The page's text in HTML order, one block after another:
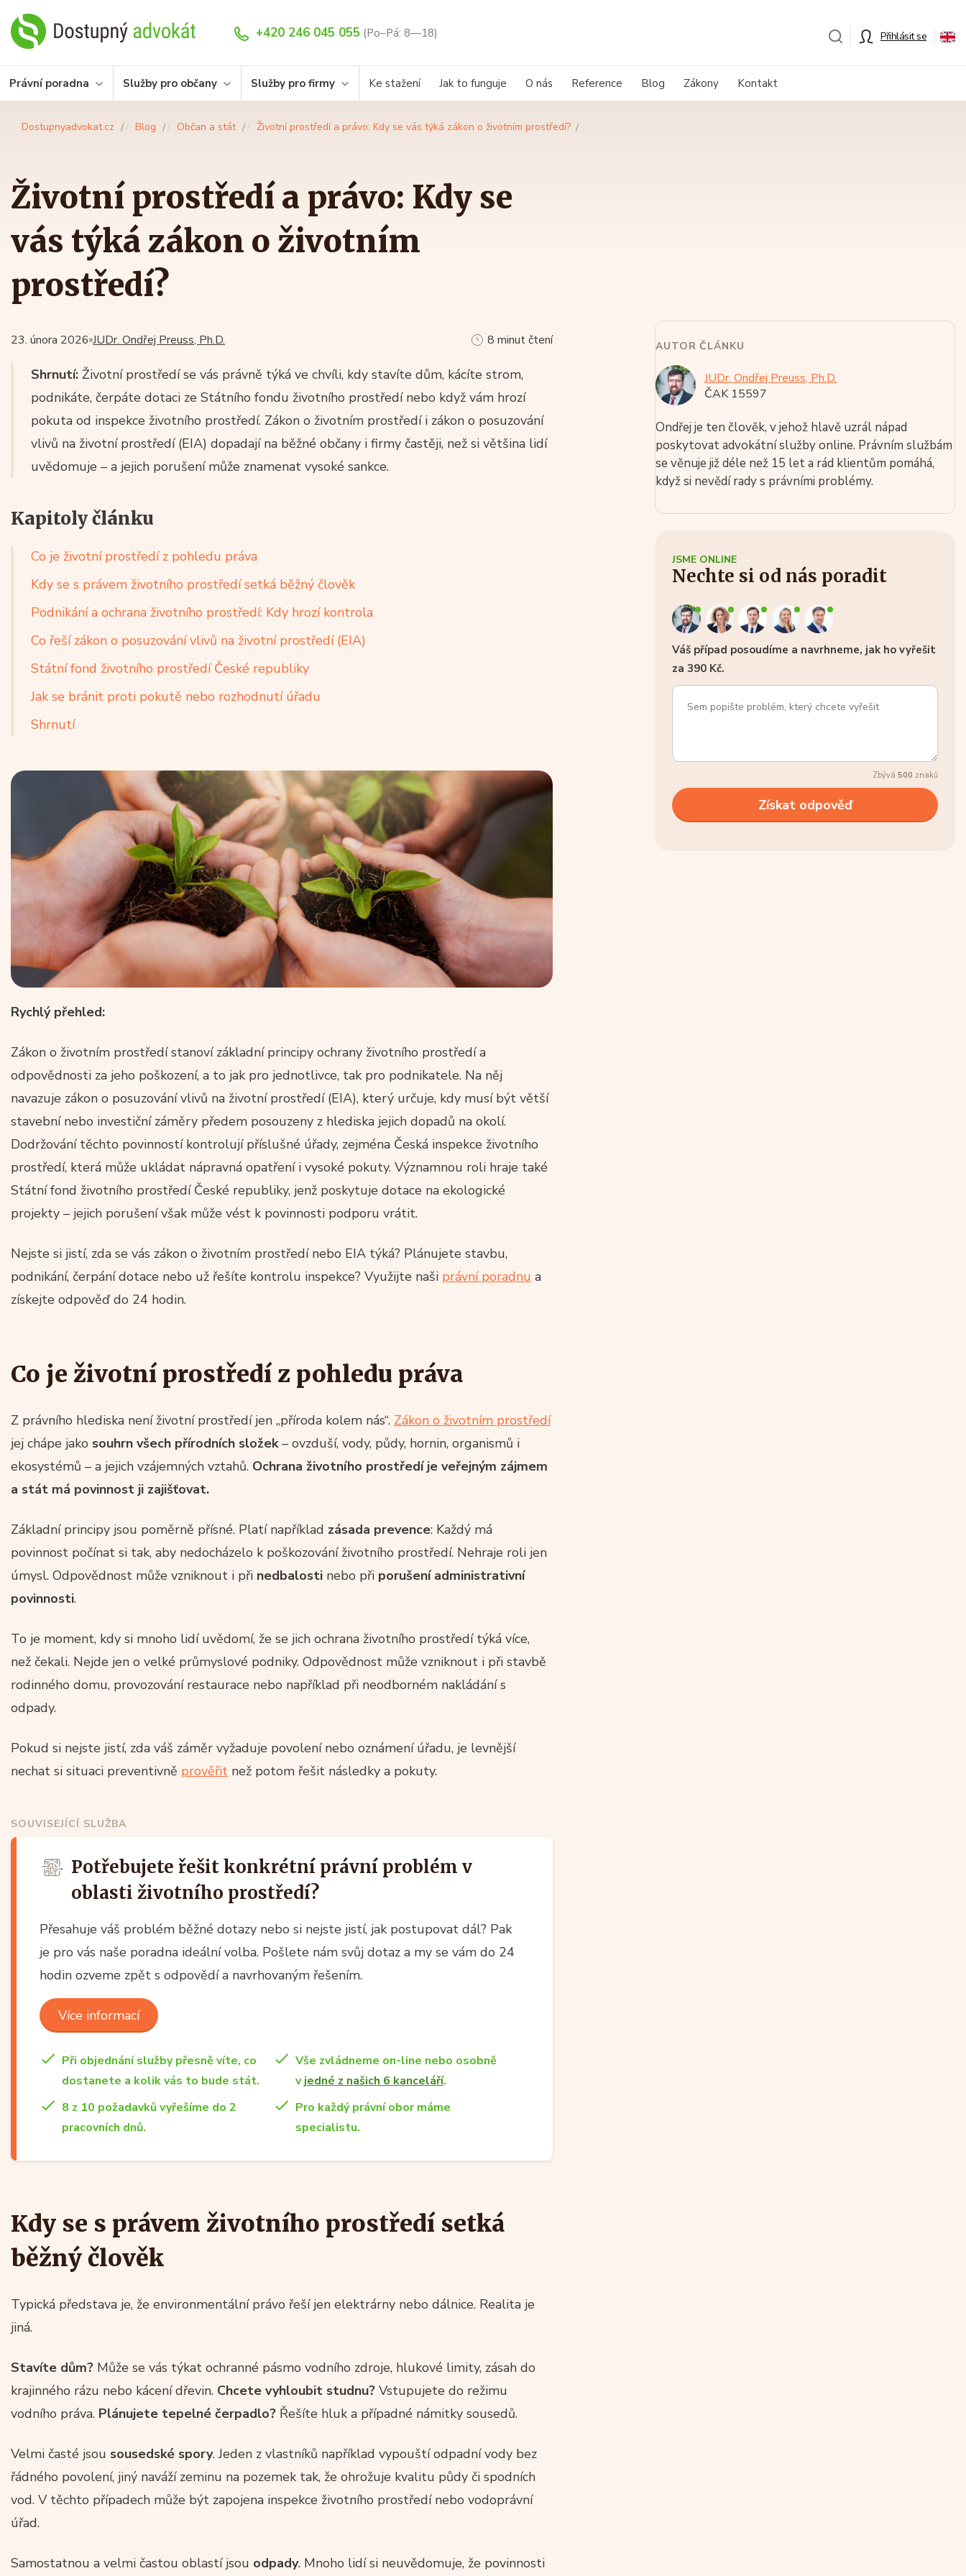
+420 246 045 055 (Po–Pá: 8—18) Přihlásit se
Právní poradna Služby pro občany Služby pro firmy Ke stažení Jak to funguje O nás Reference Blog Zákony Kontakt
Dostupnyadvokat.cz Blog Občan a stát Životní prostředí a právo: Kdy se vás týká zákon o životním prostředí?
Životní prostředí a právo: Kdy se
vás týká zákon o životním
prostředí?
JUDr. Ondřej Preuss, Ph.D.
23. února 2026 8 minut čtení
Shrnutí: Životní prostředí se vás právně týká ve chvíli, kdy stavíte dům, kácíte strom,
podnikáte, čerpáte dotaci ze Státního fondu životního prostředí nebo když vám hrozí
pokuta od inspekce životního prostředí. Zákon o životním prostředí i zákon o posuzování
vlivů na životní prostředí (EIA) dopadají na běžné občany i firmy častěji, než si většina lidí
uvědomuje – a jejich porušení může znamenat vysoké sankce.
Kapitoly článku
Co je životní prostředí z pohledu práva
Kdy se s právem životního prostředí setká běžný člověk
Podnikání a ochrana životního prostředí: Kdy hrozí kontrola
Co řeší zákon o posuzování vlivů na životní prostředí (EIA)
Státní fond životního prostředí České republiky
Jak se bránit proti pokutě nebo rozhodnutí úřadu
Shrnutí
Rychlý přehled:
Zákon o životním prostředí stanoví základní principy ochrany životního prostředí a
odpovědnosti za jeho poškození, a to jak pro jednotlivce, tak pro podnikatele. Na něj
navazuje zákon o posuzování vlivů na životní prostředí (EIA), který určuje, kdy musí být větší
stavební nebo investiční záměry předem posouzeny z hlediska jejich dopadů na okolí.
Dodržování těchto povinností kontrolují příslušné úřady, zejména Česká inspekce životního
prostředí, která může ukládat nápravná opatření i vysoké pokuty. Významnou roli hraje také
Státní fond životního prostředí České republiky, jenž poskytuje dotace na ekologické
projekty – jejich porušení však může vést k povinnosti podporu vrátit.
Nejste si jistí, zda se vás zákon o životním prostředí nebo EIA týká? Plánujete stavbu,
podnikání, čerpání dotace nebo už řešíte kontrolu inspekce? Využijte naši právní poradnu a
získejte odpověď do 24 hodin.
Co je životní prostředí z pohledu práva
Z právního hlediska není životní prostředí jen „příroda kolem nás“. Zákon o životním prostředí
jej chápe jako souhrn všech přírodních složek– ovzduší, vody, půdy, hornin, organismů i
ekosystémů – a jejich vzájemných vztahů. Ochrana životního prostředí je veřejným zájmem
a stát má povinnost ji zajišťovat.
Základní principy jsou poměrně přísné. Platí například zásada prevence: Každý má
povinnost počínat si tak, aby nedocházelo k poškozování životního prostředí. Nehraje roli jen
úmysl. Odpovědnost může vzniknout i při nedbalosti nebo při porušení administrativní
povinnosti.
To je moment, kdy si mnoho lidí uvědomí, že se jich ochrana životního prostředí týká více,
než čekali. Nejde jen o velké průmyslové podniky. Odpovědnost může vzniknout i při stavbě
rodinného domu, provozování restaurace nebo například při neodborném nakládání s
odpady.
Pokud si nejste jistí, zda váš záměr vyžaduje povolení nebo oznámení úřadu, je levnější
nechat si situaci preventivně prověřit než potom řešit následky a pokuty.
SOUVISEJÍCÍ SLUŽBA
Potřebujete řešit konkrétní právní problém v
oblasti životního prostředí?
Přesahuje váš problém běžné dotazy nebo si nejste jistí, jak postupovat dál? Pak
je pro vás naše poradna ideální volba. Pošlete nám svůj dotaz a my se vám do 24
hodin ozveme zpět s odpovědí a navrhovaným řešením.
Více informací
Při objednání služby přesně víte, co
dostanete a kolik vás to bude stát.
Vše zvládneme on-line nebo osobně
vjedné z našich 6 kanceláří.
8 z 10 požadavků vyřešíme do 2
pracovních dnů.
Pro každý právní obor máme
specialistu.
Kdy se s právem životního prostředí setká
běžný člověk
Typická představa je, že environmentální právo řeší jen elektrárny nebo dálnice. Realita je
jiná.
Stavíte dům? Může se vás týkat ochranné pásmo vodního zdroje, hlukové limity, zásah do
krajinného rázu nebo kácení dřevin. Chcete vyhloubit studnu? Vstupujete do režimu
vodního práva. Plánujete tepelné čerpadlo? Řešíte hluk a případné námitky sousedů.
Velmi časté jsou sousedské spory. Jeden z vlastníků například vypouští odpadní vody bez
řádného povolení, jiný naváží zeminu na pozemek tak, že ohrožuje kvalitu půdy či spodních
vod. V těchto případech může být zapojena inspekce životního prostředí nebo vodoprávní
úřad.
Samostatnou a velmi častou oblastí jsou odpady. Mnoho lidí si neuvědomuje, že povinnosti
AUTOR ČLÁNKU
JUDr. Ondřej Preuss, Ph.D.
ČAK 15597
Ondřej je ten člověk, v jehož hlavě uzrál nápad
poskytovat advokátní služby online. Právním službám
se věnuje již déle než 15 let a rád klientům pomáhá,
když si nevědí rady s právními problémy.
JSME ONLINE
Nechte si od nás poradit
Váš případ posoudíme a navrhneme, jak ho vyřešit
za 390 Kč.
Zbývá 500 znaků